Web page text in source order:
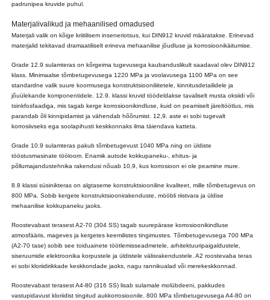
padrunipea kruvide puhul.
Materjalivalikud ja mehaanilised omadused
Materjali valik on kõige kriitilisem inseneriotsus, kui DIN912 kruvid määratakse. Erinevad
materjalid tekitavad dramaatiliselt erineva mehaanilise jõudluse ja korrosioonikäitumise.
Grade 12.9 sulamteras on kõrgeima tugevusega kaubanduslikult saadaval olev DIN912
klass. Minimaalse tõmbetugevusega 1220 MPa ja voolavusega 1100 MPa on see
standardne valik suure koormusega konstruktsiooniliitetele, kinnitusdetailidele ja
jõuülekande komponentidele. 12.9. klassi kruvid töödeldakse tavaliselt musta oksiidi või
tsinkfosfaadiga, mis tagab kerge korrosioonikindluse, kuid on peamiselt järeltöötlus, mis
parandab õli kinnipidamist ja vähendab hõõrumist. 12,9. aste ei sobi tugevalt
korrosiivseks ega soolapihusti keskkonnaks ilma täiendava katteta.
Grade 10.9 sulamteras pakub tõmbetugevust 1040 MPa ning on üldiste
tööstusmasinate tööloom. Enamik autode kokkupaneku-, ehitus- ja
põllumajandustehnika rakendusi nõuab 10,9, kus korrosioon ei ole peamine mure.
8.8 klassi süsinikteras on algtaseme konstruktsiooniline kvaliteet, mille tõmbetugevus on
800 MPa. Sobib kergete konstruktsioonirakenduste, mööbli riistvara ja üldise
mehaanilise kokkupaneku jaoks.
Roostevabast terasest A2-70 (304 SS) tagab suurepärase korrosioonikindluse
atmosfääris, mageves ja kergetes keemilistes tingimustes. Tõmbetugevusega 700 MPa
(A2-70 tase) sobib see toiduainete töötlemisseadmetele, arhitektuuripaigaldustele,
siseruumide elektroonika korpustele ja üldistele välisrakendustele. A2 roostevaba teras
ei sobi kloriidirikkade keskkondade jaoks, nagu rannikualad või merekeskkonnad.
Roostevabast terasest A4-80 (316 SS) lisab sulamale molübdeeni, pakkudes
vastupidavust kloriidist tingitud aukkorrosioonile. 800 MPa tõmbetugevusega A4-80 on